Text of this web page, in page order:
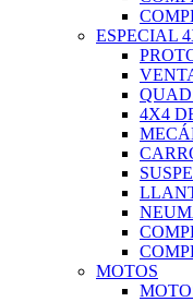
ESPECIAL
4X4
MOTOS